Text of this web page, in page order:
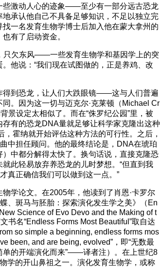
些激动人心的迹象——至少有一部分远古恐龙
承认他自己不具备足够知识，不足以独立完
一名发育生物学博士后加入他在蒙大拿州的
有了启动资金。
只欠东风——一些发育生物学和基因学上的突
他说：“我们现在试图做的，正是养鸡、改
得到恐龙，让人们大跌眼镜——这与人们普遍
。因为这一切与迈克尔·克莱顿（Michael Cr
景设定太相似了。而在“侏罗纪公园”里，被
有的恐龙DNA量就足够让科学家克隆出这种
霍纳就开始评估这种方法的可行性。之后，
中担任顾问。他的最终结论是，DNA在琥珀
中都分解得太快了。换句话说，直接克隆恐
此轻易放弃养恐龙的儿时梦想。“但直到我
真正确信我们可以做到这一点。”
学论文。在2005年，他读到了肖恩·卡罗尔
、斑马与胚胎：探索演化发生学之美》（En
Science of Evo Devo and the Making of t
书名“Endless Forms Most Beautiful”取自达
so simple a beginning, endless forms mos
been, and are being, evolved”，即“无数最
单的开端演化而来”——译者注）。在上世纪8
学的开山鼻祖之一。演化发育生物学，或称